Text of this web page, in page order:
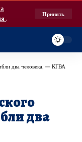
.
Принять
два человека, — КГВА
два